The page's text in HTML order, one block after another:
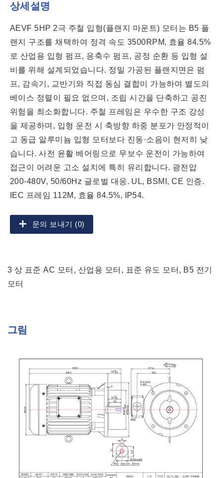
상세설명
AEVF 5HP 2극 주철 입형(플랜지 마운트) 모터는 B5 플
랜지 구조를 채택하여 정격 속도 3500RPM, 효율 84.5%
로 산업용 입형 펌프, 응축수 펌프, 공정 순환 등 입형 설
비를 위해 설계되었습니다. 정밀 가공된 플랜지면은 펌
프, 감속기, 교반기와 직접 동심 결합이 가능하여 별도의
베이스 정렬이 필요 없으며, 조립 시간을 단축하고 공진
위험을 최소화합니다. 주철 프레임은 우수한 구조 강성
을 제공하며, 입형 운전 시 축방향 하중 분포가 안정적이
고 동급 알루미늄 입형 모터보다 진동·소음이 현저히 낮
습니다. 사전 윤활 베어링으로 무보수 운전이 가능하여
접근이 어려운 고소 설치에 특히 유리합니다. 광전압
200-480V, 50/60Hz 글로벌 대응. UL, BSMI, CE 인증.
IEC 프레임 112M, 효율 84.5%, IP54.
문의 보내기 (0)
3 상 표준 AC 모터, 산업용 모터, 표준 유도 모터, B5 전기
모터
그림